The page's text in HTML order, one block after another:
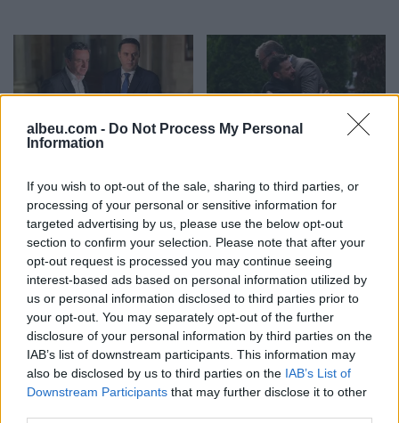
albeu.com - Do Not Process My Personal
Information
If you wish to opt-out of the sale, sharing to third parties, or
processing of your personal or sensitive information for
targeted advertising by us, please use the below opt-out
section to confirm your selection. Please note that after your
opt-out request is processed you may continue seeing
interest-based ads based on personal information utilized by
us or personal information disclosed to third parties prior to
your opt-out. You may separately opt-out of the further
disclosure of your personal information by third parties on the
IAB’s list of downstream participants. This information may
also be disclosed by us to third parties on the IAB’s List of
Downstream Participants that may further disclose it to other
bashkëqeveris me Kurtin
pa një marrëveshje të
plotë
Zelensky–Vuçiq:
Presidenti ukrainas iu
afrua “hijes së Putinit” në
Ballkan
Bushati: Zelenskyy duhej
të shfaqte më shumë
mirënjohje ndaj Kosovës
Gjendja në pikat kufitare,
deri në një orë pritje për
hyrje në Kosovë